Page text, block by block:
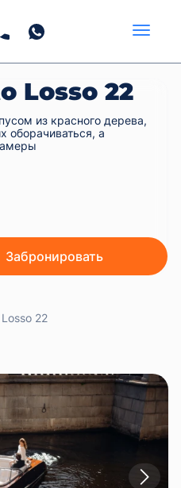
Losso 22
из красного дерева,
оборачиваться, а
Забронировать
22